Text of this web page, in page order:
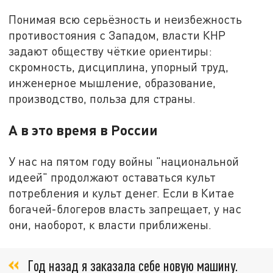
Понимая всю серьёзность и неизбежность
противостояния с Западом, власти КНР
задают обществу чёткие ориентиры:
скромность, дисциплина, упорный труд,
инженерное мышление, образование,
производство, польза для страны.
А в это время в России
У нас на пятом году войны "национальной
идеей" продолжают оставаться культ
потребления и культ денег. Если в Китае
богачей-блогеров власть запрещает, у нас
они, наоборот, к власти приближены.
Год назад я заказала себе новую машину.